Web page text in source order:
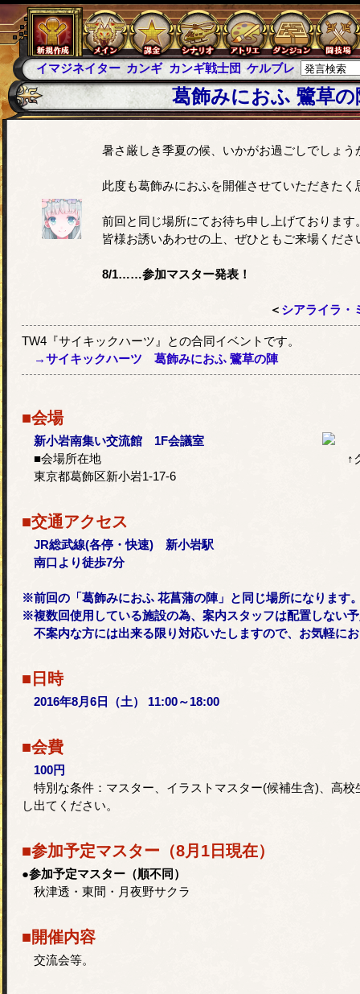
イマジネイター カンギ カンギ戦士団 ケルブレ ケルベロ
葛飾みにおふ 鷺草の
暑さ厳しき季夏の候、いかがお過ごしでしょう
此度も葛飾みにおふを開催させていただきたく
前回と同じ場所にてお待ち申し上げております
皆様お誘いあわせの上、ぜひともご来場くださ
8/1……参加マスター発表！
＜ シアライラ・
TW4『サイキックハーツ』との合同イベントです。
→サイキックハーツ 葛飾みにおふ 鷺草の陣
■会場
新小岩南集い交流館 1F会議室
■会場所在地
東京都葛飾区新小岩1-17-6
■交通アクセス
JR総武線(各停・快速) 新小岩駅
南口より徒歩7分
↑
※前回の「葛飾みにおふ 花菖蒲の陣」と同じ場所になります
※複数回使用している施設の為、案内スタッフは配置しない
不案内な方には出来る限り対応いたしますので、お気軽に
■日時
2016年8月6日（土） 11:00～18:00
■会費
100円
特別な条件：マスター、イラストマスター(候補生含)、高校
し出てください。
■参加予定マスター（8月1日現在）
●参加予定マスター（順不同）
秋津透・東間・月夜野サクラ
■開催内容
交流会等。